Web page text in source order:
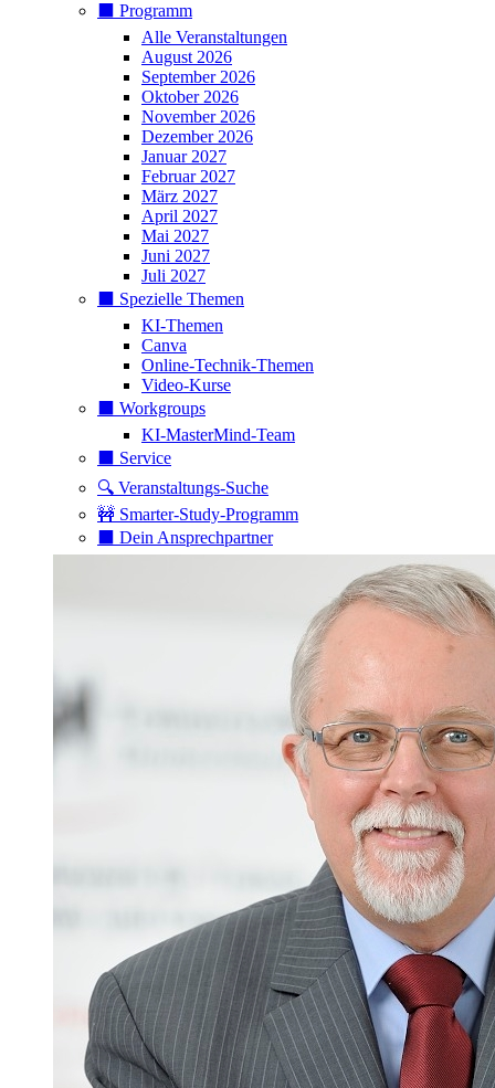
⬛️ Programm
Alle Veranstaltungen
August 2026
September 2026
Oktober 2026
November 2026
Dezember 2026
Januar 2027
Februar 2027
März 2027
April 2027
Mai 2027
Juni 2027
Juli 2027
⬛️ Spezielle Themen
KI-Themen
Canva
Online-Technik-Themen
Video-Kurse
⬛️ Workgroups
KI-MasterMind-Team
⬛️ Service
🔍 Veranstaltungs-Suche
🚧 Smarter-Study-Programm
⬛️ Dein Ansprechpartner